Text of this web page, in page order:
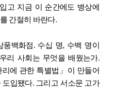
고 지금 이 순간에도 병상에
간절히 바란다.
풍백화점. 수십 명, 수백 명이
리 사회는 무엇을 배웠는가.
에 관한 특별법 」 이 만들어
도입됐다. 그리고 서소문 고가